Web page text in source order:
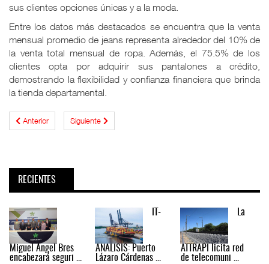
sus clientes opciones únicas y a la moda.
Entre los datos más destacados se encuentra que la venta
mensual promedio de jeans representa alrededor del 10% de
la venta total mensual de ropa. Además, el 75.5% de los
clientes opta por adquirir sus pantalones a crédito,
demostrando la flexibilidad y confianza financiera que brinda
la tienda departamental.
Anterior Siguiente
RECIENTES
Miguel Ángel Bres
encabezará seguri ...
IT-
ANÁLISIS: Puerto
Lázaro Cárdenas ...
La
ATTRAPI licita red
de telecomuni ...